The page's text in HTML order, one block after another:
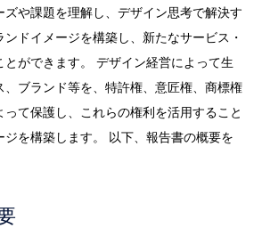
ズや課題を理解し、デザイン思考で解決す
ドイメージを構築し、新たなサービス・
ができます。 デザイン経営によって生
、ブランド等を、特許権、意匠権、商標権
て保護し、これらの権利を活用すること
ジを構築します。 以下、報告書の概要を